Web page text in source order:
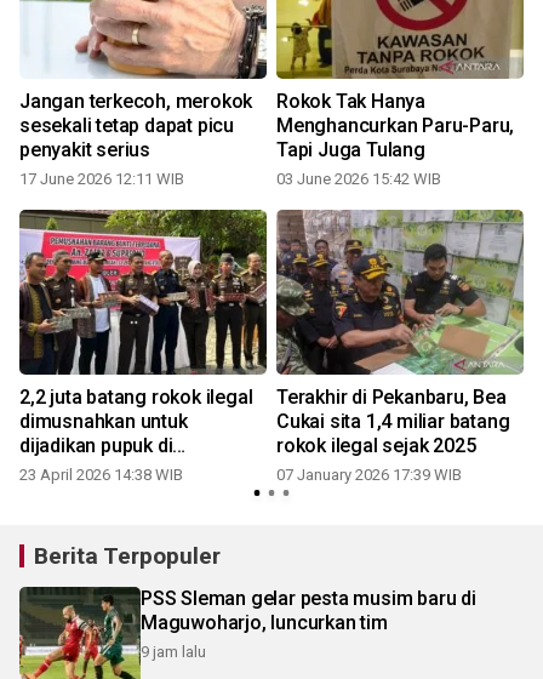
Jangan terkecoh, merokok
sesekali tetap dapat picu
penyakit serius
17 June 2026 12:11 WIB
Rokok Tak Hanya
Menghancurkan Paru-Paru,
Tapi Juga Tulang
03 June 2026 15:42 WIB
2,2 juta batang rokok ilegal
dimusnahkan untuk
dijadikan pupuk di
Pekanbaru
23 April 2026 14:38 WIB
Terakhir di Pekanbaru, Bea
Cukai sita 1,4 miliar batang
rokok ilegal sejak 2025
07 January 2026 17:39 WIB
Berita Terpopuler
PSS Sleman gelar pesta musim baru di
Maguwoharjo, luncurkan tim
9 jam lalu